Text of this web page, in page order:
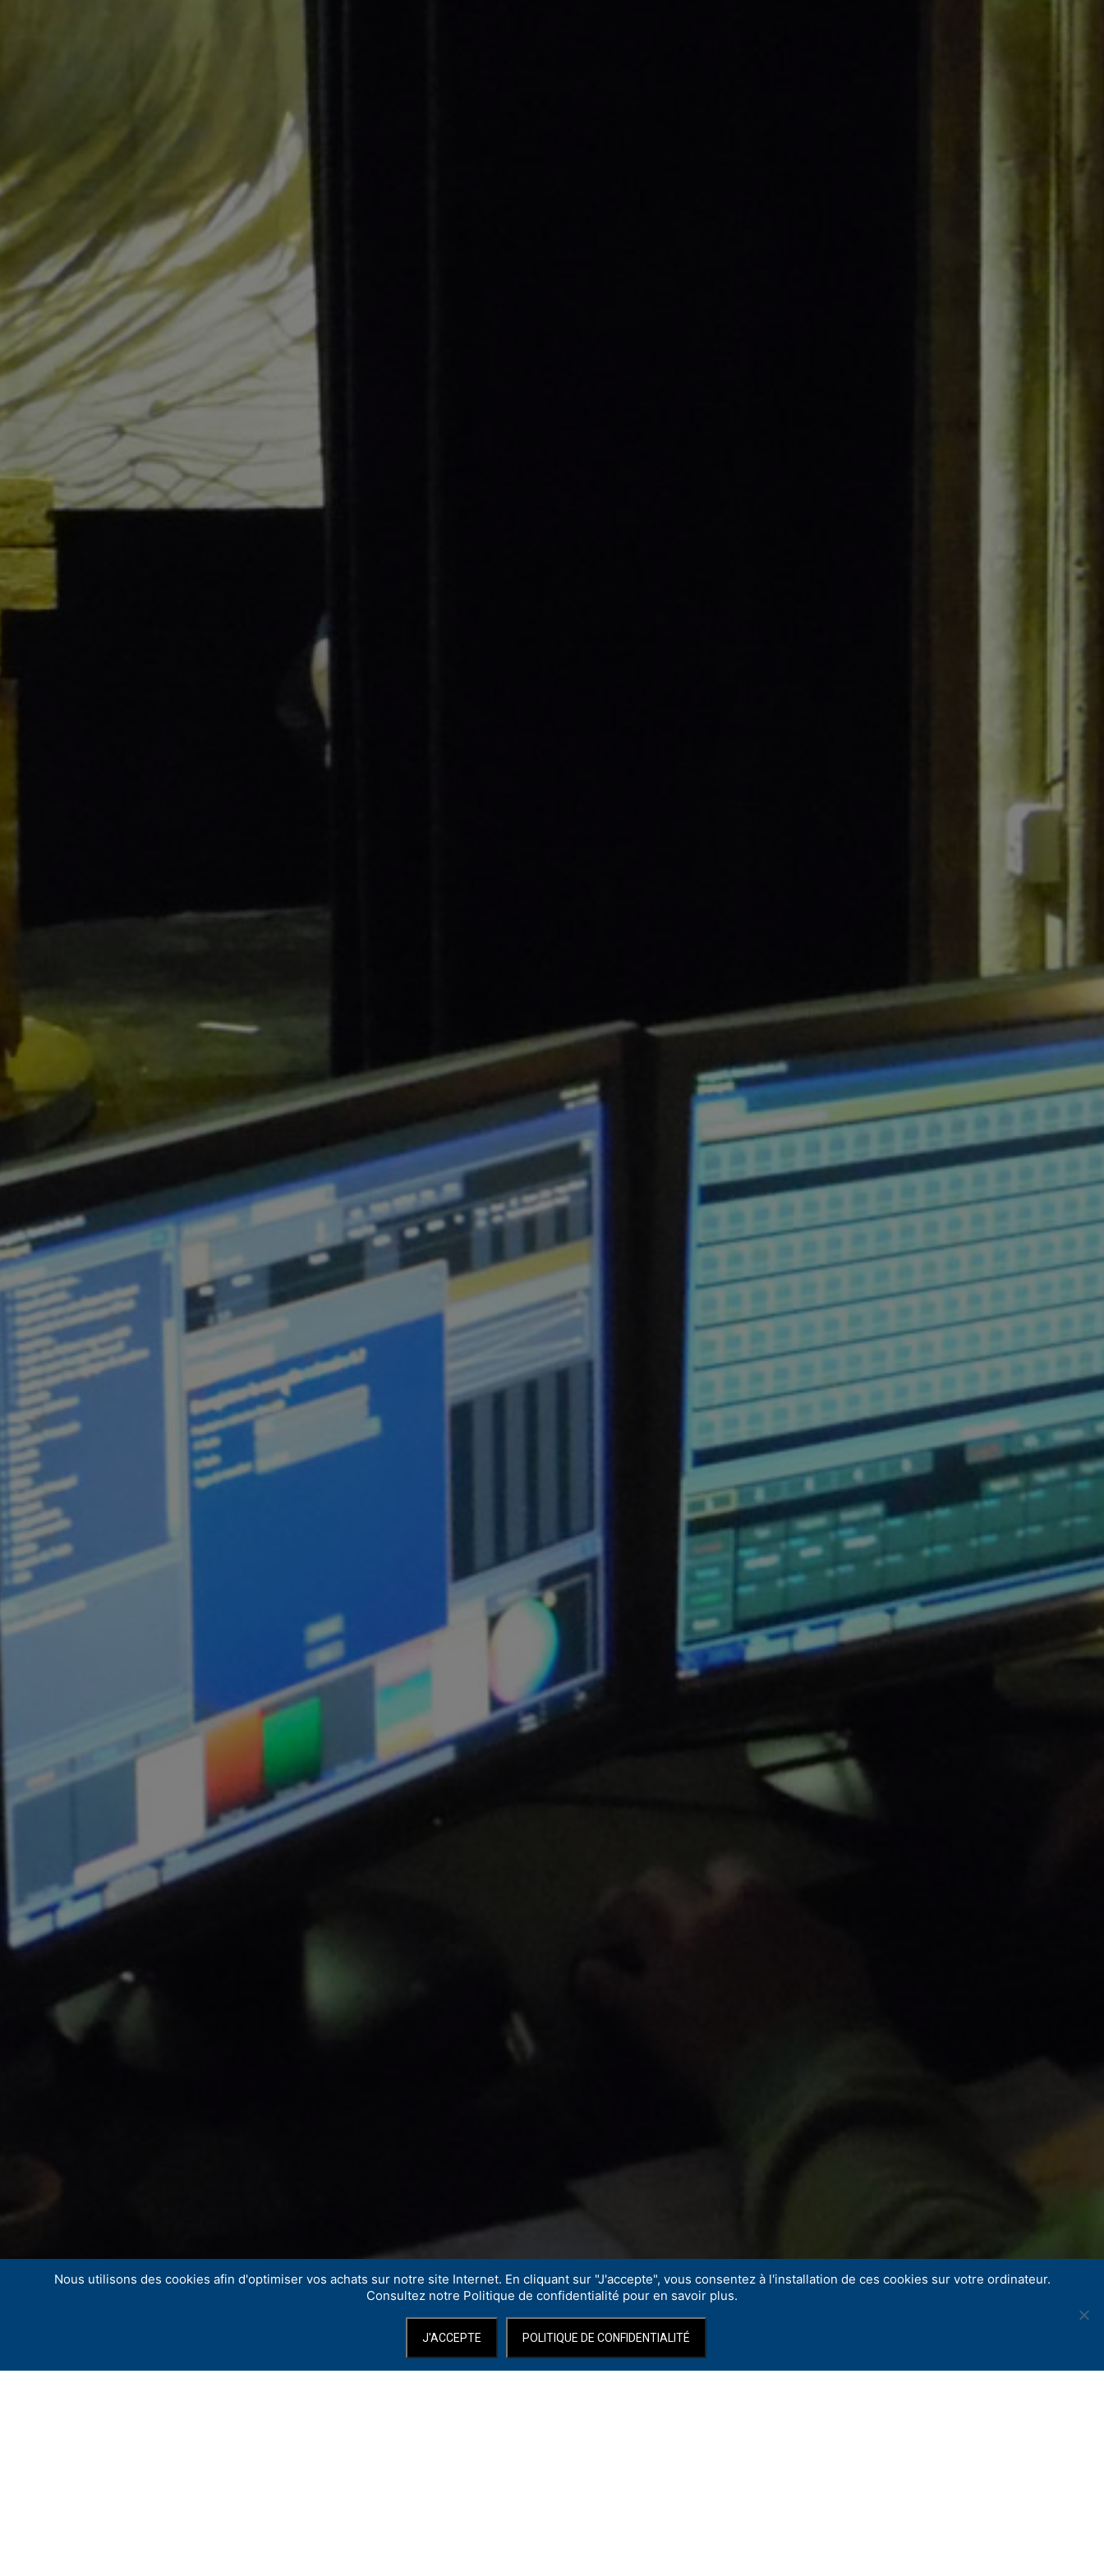
Tapez sur Entrée pour lancer la recherche ou sur Echap pour l’annuler
Share
Nous utilisons des cookies afin d'optimiser vos achats sur notre site Internet. En cliquant sur "J'accepte", vous consentez à l'installation de ces cookies sur votre ordinateur.
Consultez notre Politique de confidentialité pour en savoir plus.
J'ACCEPTE POLITIQUE DE CONFIDENTIALITÉ